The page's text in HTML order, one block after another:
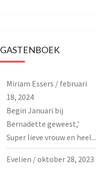
GASTENBOEK
Miriam Essers / februari
18, 2024
Begin Januari bij
Bernadette geweest,'
Super lieve vrouw en heel...
Evelien /oktober 28, 2023